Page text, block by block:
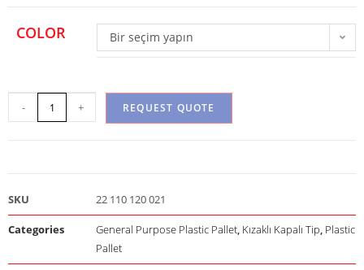
COLOR Bir seçim yapın
- + REQUEST QUOTE
SKU 22 110 120 021
Categories General Purpose Plastic Pallet, Kızaklı Kapalı Tip, Plastic
Pallet